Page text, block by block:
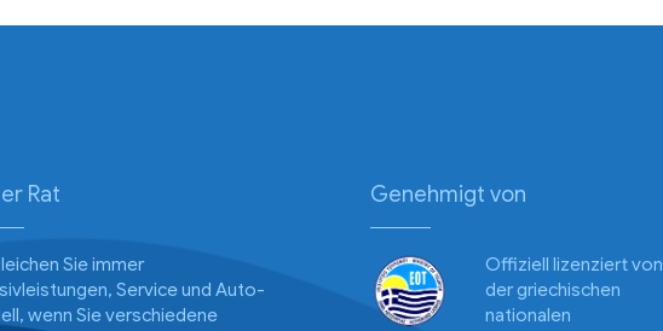
Rat
Sie immer
Service und Auto-
wenn Sie verschiedene
Genehmigt von
Offiziell lizenziert von
der griechischen
nationalen